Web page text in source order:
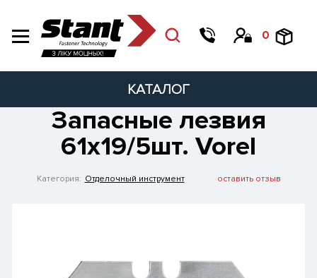
0
КАТАЛОГ
Запасные лезвия
61х19/5шт. Vorel
Категория: Отделочный инструмент оставить отзыв